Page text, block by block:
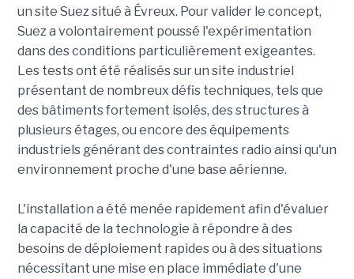
un site Suez situé à Évreux. Pour valider le concept,
Suez a volontairement poussé l'expérimentation
dans des conditions particulièrement exigeantes.
Les tests ont été réalisés sur un site industriel
présentant de nombreux défis techniques, tels que
des bâtiments fortement isolés, des structures à
plusieurs étages, ou encore des équipements
industriels générant des contraintes radio ainsi qu'un
environnement proche d'une base aérienne.
L'installation a été menée rapidement afin d'évaluer
la capacité de la technologie à répondre à des
besoins de déploiement rapides ou à des situations
nécessitant une mise en place immédiate d'une